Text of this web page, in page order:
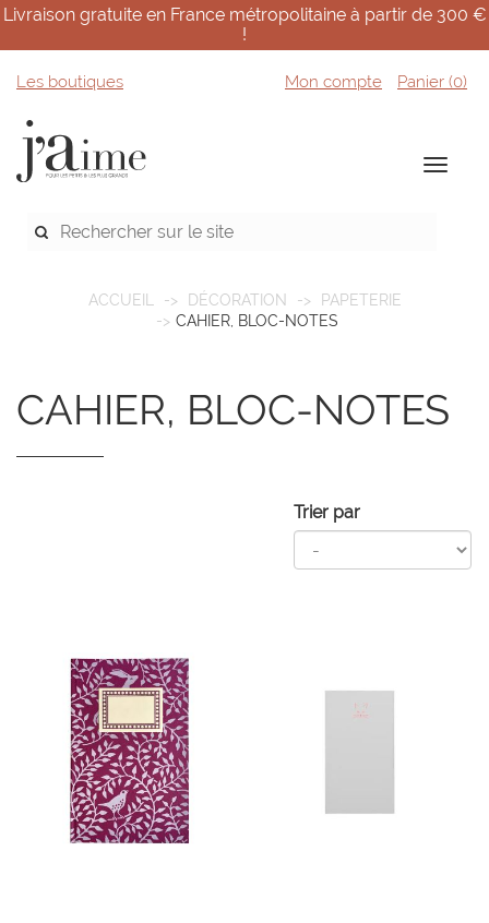
Livraison gratuite en France métropolitaine à partir de 300 €
!
Les boutiques Mon compte Panier (0)
ACCUEIL DÉCORATION
PAPETERIE
CAHIER, BLOC-NOTES
CAHIER, BLOC-NOTES
Trier par